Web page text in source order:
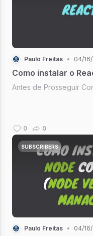
Paulo Freitas • 04/
Como instalar o
Antes de Prosseguir
0 0
SUBSCRIBERS
Paulo Freitas • 04/